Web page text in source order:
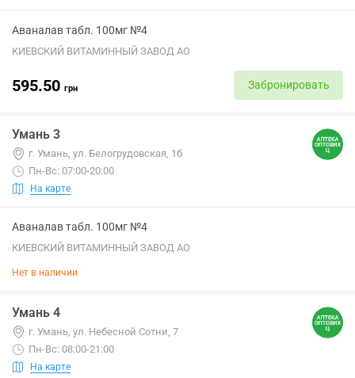
Аваналав табл. 100мг №4
КИЕВСКИЙ ВИТАМИННЫЙ ЗАВОД АО
595.50 грн Забронировать
Умань 3
г. Умань, ул. Белогрудовская, 1б
Пн-Вс: 07:00-20:00
На карте
Аваналав табл. 100мг №4
КИЕВСКИЙ ВИТАМИННЫЙ ЗАВОД АО
Нет в наличии
Умань 4
г. Умань, ул. Небесной Сотни, 7
Пн-Вс: 08:00-21:00
На карте